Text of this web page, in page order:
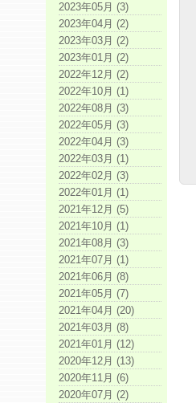
2023年05月 (3)
2023年04月 (2)
2023年03月 (2)
2023年01月 (2)
2022年12月 (2)
2022年10月 (1)
2022年08月 (3)
2022年05月 (3)
2022年04月 (3)
2022年03月 (1)
2022年02月 (3)
2022年01月 (1)
2021年12月 (5)
2021年10月 (1)
2021年08月 (3)
2021年07月 (1)
2021年06月 (8)
2021年05月 (7)
2021年04月 (20)
2021年03月 (8)
2021年01月 (12)
2020年12月 (13)
2020年11月 (6)
2020年07月 (2)